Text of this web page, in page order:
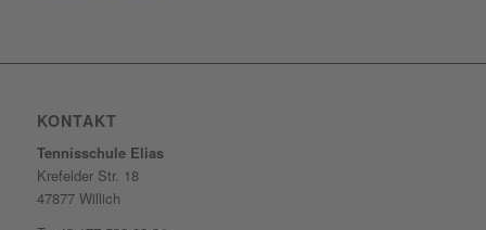
KONTAKT
Tennisschule Elias
Krefelder Str. 18
47877 Willich